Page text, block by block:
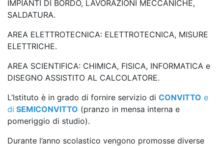
IMPIANTI DI BORDO, LAVORAZIONI MECCANICHE,
SALDATURA.
AREA ELETTROTECNICA: ELETTROTECNICA, MISURE
ELETTRICHE.
AREA SCIENTIFICA: CHIMICA, FISICA, INFORMATICA e
DISEGNO ASSISTITO AL CALCOLATORE.
L’Istituto è in grado di fornire servizio di CONVITTO e
di SEMICONVITTO (pranzo in mensa interna e
pomeriggio di studio).
Durante l’anno scolastico vengono promosse diverse